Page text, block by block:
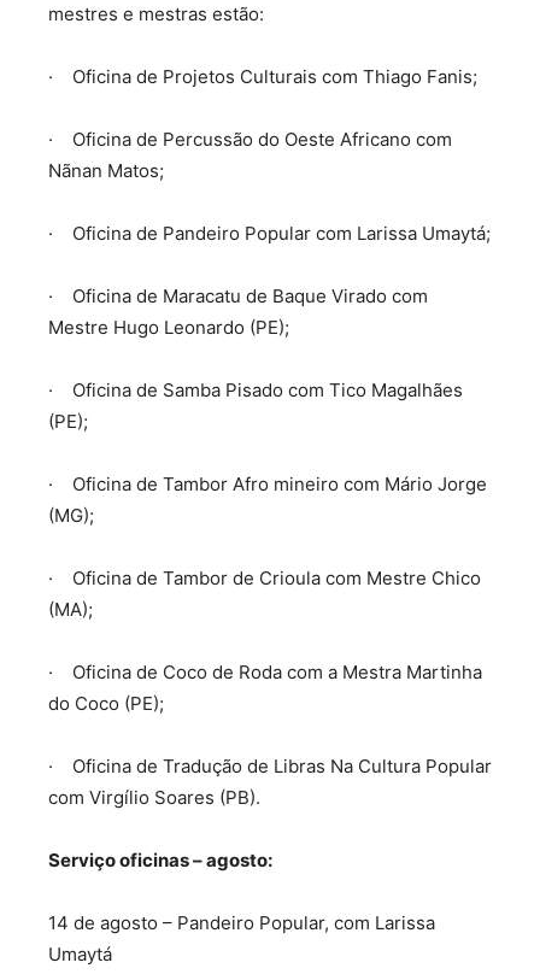
mestres e mestras estão:
· Oficina de Projetos Culturais com Thiago Fanis;
· Oficina de Percussão do Oeste Africano com
Nãnan Matos;
· Oficina de Pandeiro Popular com Larissa Umaytá;
· Oficina de Maracatu de Baque Virado com
Mestre Hugo Leonardo (PE);
· Oficina de Samba Pisado com Tico Magalhães
(PE);
· Oficina de Tambor Afro mineiro com Mário Jorge
(MG);
· Oficina de Tambor de Crioula com Mestre Chico
(MA);
· Oficina de Coco de Roda com a Mestra Martinha
do Coco (PE);
· Oficina de Tradução de Libras Na Cultura Popular
com Virgílio Soares (PB).
Serviço oficinas – agosto:
14 de agosto – Pandeiro Popular, com Larissa
Umaytá